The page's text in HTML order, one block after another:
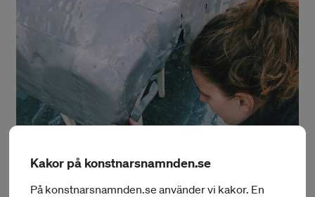
Kakor på konstnarsnamnden.se
På konstnarsnamnden.se använder vi kakor. En